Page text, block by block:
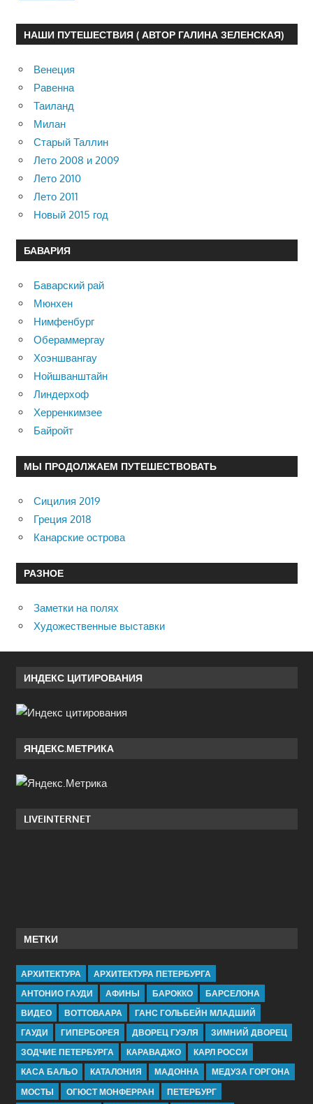
НАШИ ПУТЕШЕСТВИЯ ( АВТОР ГАЛИНА ЗЕЛЕНСКАЯ)
Венеция
Равенна
Таиланд
Милан
Старый Таллин
Лето 2008 и 2009
Лето 2010
Лето 2011
Новый 2015 год
БАВАРИЯ
Баварский рай
Мюнхен
Нимфенбург
Обераммергау
Хоэншвангау
Нойшванштайн
Линдерхоф
Херренкимзее
Байройт
МЫ ПРОДОЛЖАЕМ ПУТЕШЕСТВОВАТЬ
Сицилия 2019
Греция 2018
Канарские острова
РАЗНОЕ
Заметки на полях
Художественные выставки
ИНДЕКС ЦИТИРОВАНИЯ
ЯНДЕКС.МЕТРИКА
LIVEINTERNET
МЕТКИ
АРХИТЕКТУРА
АРХИТЕКТУРА ПЕТЕРБУРГА
АНТОНИО ГАУДИ
АФИНЫ БАРОККО
БАРСЕЛОНА
ВИДЕО
ВОТТОВААРА
ГАНС ГОЛЬБЕЙН МЛАДШИЙ
ГАУДИ
ГИПЕРБОРЕЯ ДВОРЕЦ ГУЭЛЯ
ЗИМНИЙ ДВОРЕЦ
ЗОДЧИЕ ПЕТЕРБУРГА
КАРАВАДЖО
КАРЛ РОССИ
КАСА БАЛЬО
КАТАЛОНИЯ МАДОННА
МЕДУЗА ГОРГОНА
МОСТЫ
ОГЮСТ МОНФЕРРАН ПЕТЕРБУРГ